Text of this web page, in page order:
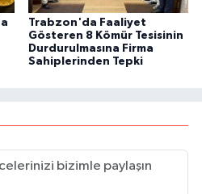
Trabzon'da Faaliyet
Gösteren 8 Kömür Tesisinin
Durdurulmasına Firma
Sahiplerinden Tepki